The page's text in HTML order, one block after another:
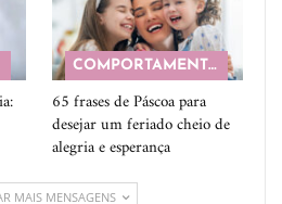
COMPORTAMENTO
65 frases de Páscoa para
desejar um feriado cheio de
alegria e esperança
MAIS MENSAGENS